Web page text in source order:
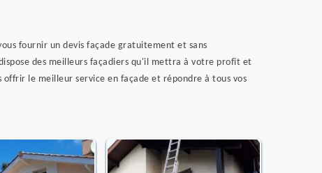
fournir un devis façade gratuitement et sans
des meilleurs façadiers qu'il mettra à votre profit et
le meilleur service en façade et répondre à tous vos